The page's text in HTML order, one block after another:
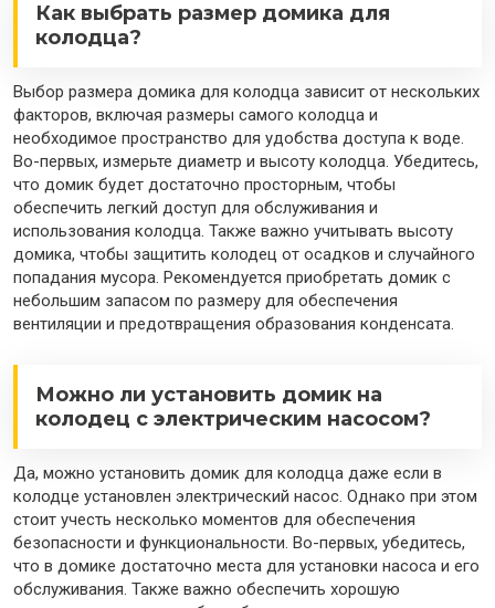
Как выбрать размер домика для
колодца?
Выбор размера домика для колодца зависит от нескольких
факторов, включая размеры самого колодца и
необходимое пространство для удобства доступа к воде.
Во-первых, измерьте диаметр и высоту колодца. Убедитесь,
что домик будет достаточно просторным, чтобы
обеспечить легкий доступ для обслуживания и
использования колодца. Также важно учитывать высоту
домика, чтобы защитить колодец от осадков и случайного
попадания мусора. Рекомендуется приобретать домик с
небольшим запасом по размеру для обеспечения
вентиляции и предотвращения образования конденсата.
Можно ли установить домик на
колодец с электрическим насосом?
Да, можно установить домик для колодца даже если в
колодце установлен электрический насос. Однако при этом
стоит учесть несколько моментов для обеспечения
безопасности и функциональности. Во-первых, убедитесь,
что в домике достаточно места для установки насоса и его
обслуживания. Также важно обеспечить хорошую